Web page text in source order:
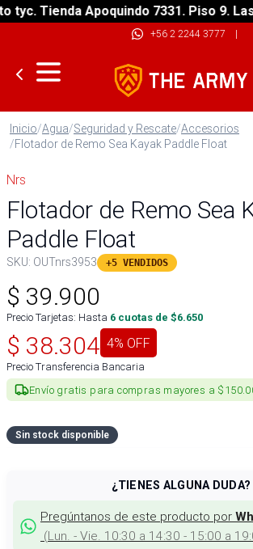
Tienda Apoquindo 7331. Piso 9. Las
+56 2 2244 3777 |
Inicio/Agua/Seguridad y Rescate/Accesorios
/Flotador de Remo Sea Kayak Paddle Float
Nrs
Flotador de Remo Sea
Paddle Float
SKU: OUTnrs3953 +5 VENDIDOS
$ 39.900
Precio Tarjetas: Hasta 6 cuotas de $6.650
$ 38.304 4% OFF
Precio Transferencia Bancaria
Envío gratis para compras mayores a
Sin stock disponible
¿TIENES ALGUNA DUDA?
Pregúntanos de este producto por
(Lun. - Vie. 10:30 a 14:30 - 15:00 a